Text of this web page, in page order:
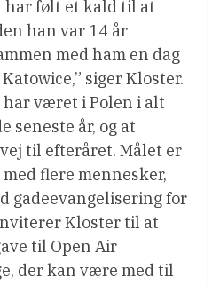
har følt et kald til at
han var 14 år
med ham en dag
siger Kloster.
har været i Polen i alt
seneste år, og at
til efteråret. Målet er
flere mennesker,
gadeevangelisering for
Kloster til at
til Open Air
der kan være med til